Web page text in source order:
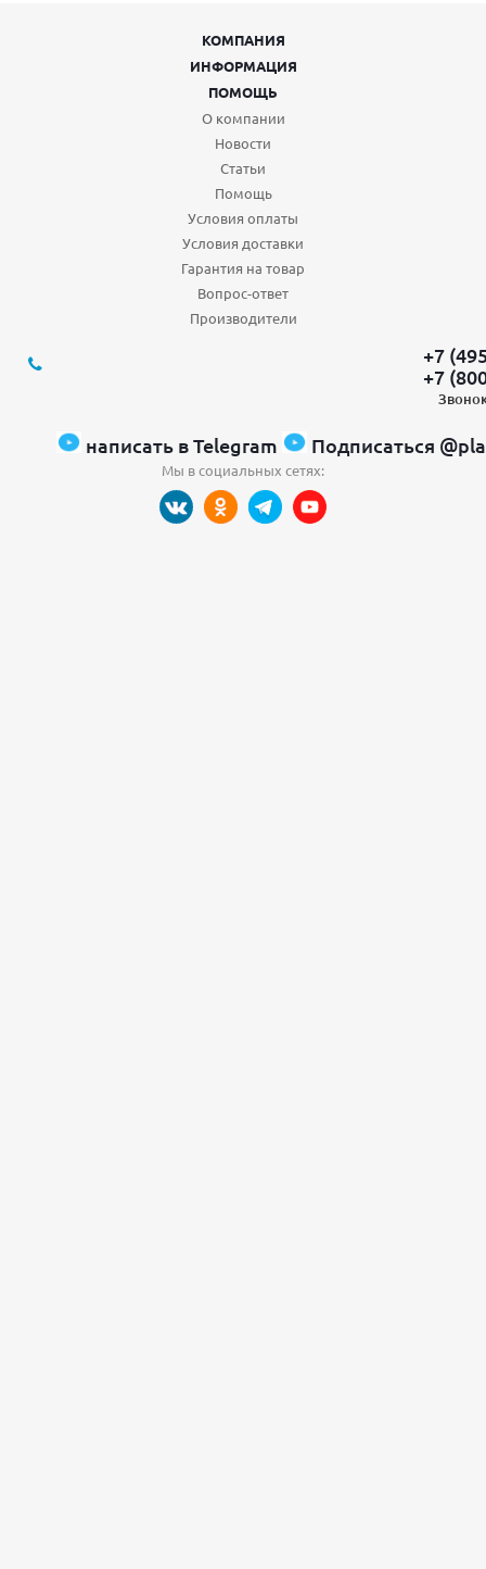
КОМПАНИЯ
ИНФОРМАЦИЯ
ПОМОЩЬ
О компании
Новости
Статьи
Помощь
Условия оплаты
Условия доставки
Гарантия на товар
Вопрос-ответ
Производители
+7
+7
написать в Telegram Подписаться
Мы в социальных сетях: